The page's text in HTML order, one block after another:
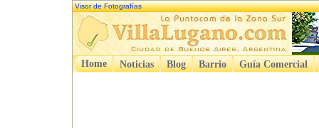
Visor de Fotografías
Home Noticias Blog Barrio Guía Comercial